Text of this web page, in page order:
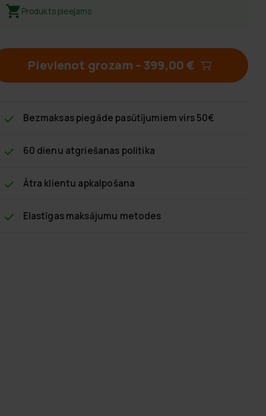
Produkts pieejams
Pievienot grozam – 399,00 €
Bezmaksas piegāde pasūtījumiem virs 50€
60 dienu atgriešanas politika
Ātra klientu apkalpošana
Elastīgas maksājumu metodes